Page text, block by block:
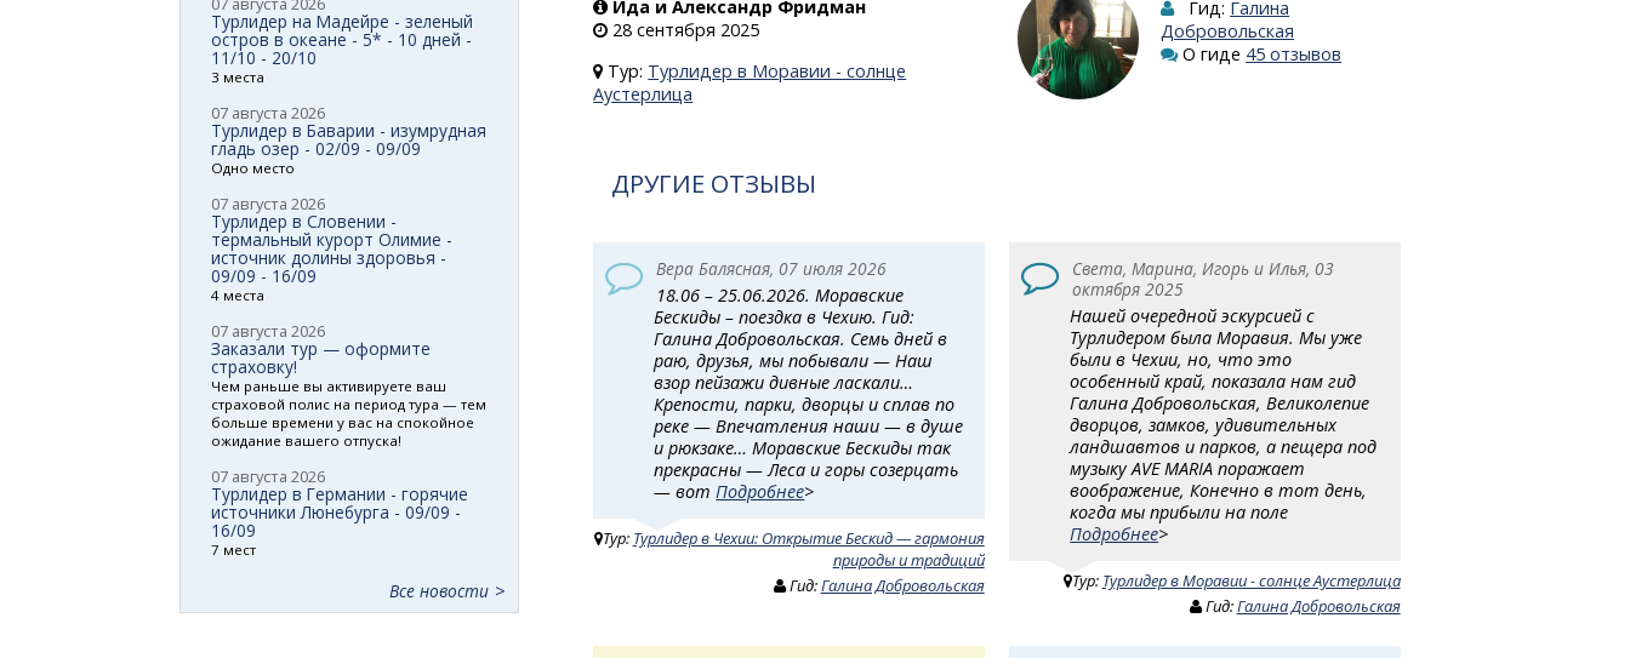
Ида и Александр Фридман
28 сентября 2025
Тур: Турлидер в Моравии - солнце
Аустерлица
Гид: Галина
Добровольская
О гиде 45 отзывов
ДРУГИЕ ОТЗЫВЫ
Вера Балясная, 07 июля 2026
18.06 – 25.06.2026. Моравские
Бескиды – поездка в Чехию. Гид:
Галина Добровольская. Семь дней в
раю, друзья, мы побывали — Наш
взор пейзажи дивные ласкали…
Крепости, парки, дворцы и сплав по
реке — Впечатления наши — в душе
и рюкзаке… Моравские Бескиды так
прекрасны — Леса и горы созерцать
— вотПодробнее>
Тур: Турлидер в Чехии: Открытие Бескид — гармония
природы и традиций
Гид:Галина Добровольская
Света, Марина, Игорь и Илья, 03
октября 2025
Нашей очередной эскурсией с
Турлидером была Моравия. Мы уже
были в Чехии, но, что это
особенный край, показала нам гид
Галина Добровольская, Великолепие
дворцов, замков, удивительных
ландшавтов и парков, а пещера под
музыку AVE MARIA поражает
воображение, Конечно в тот день,
когда мы прибыли на поле
Подробнее>
Тур: Турлидер в Моравии - солнце Аустерлица
Гид:Галина Добровольская
Турлидер на Мадейре - зеленый
остров в океане - 5* - 10 дней -
11/10 - 20/10
3 места
07 августа 2026
Турлидер в Баварии - изумрудная
гладь озер - 02/09 - 09/09
Одно место
07 августа 2026
Турлидер в Словении -
термальный курорт Олимие -
источник долины здоровья -
09/09 - 16/09
4 места
07 августа 2026
Заказали тур — оформите
страховку!
Чем раньше вы активируете ваш
страховой полис на период тура — тем
больше времени у вас на спокойное
ожидание вашего отпуска!
07 августа 2026
Турлидер в Германии - горячие
источники Люнебурга - 09/09 -
16/09
7 мест
Все новости